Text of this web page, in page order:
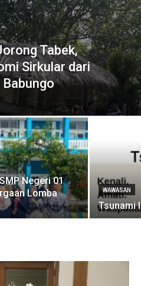
Tabek,
Sirkular dari
Negeri 01
Lomba
WAWASAN
Tsunami